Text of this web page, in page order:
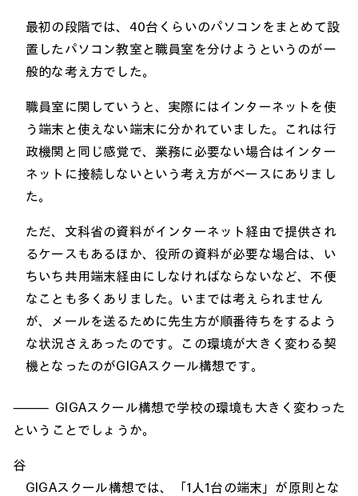
最初の段階では、40台くらいのパソコンをまとめて設
置したパソコン教室と職員室を分けようというのが一
般的な考え方でした。
職員室に関していうと、実際にはインターネットを使
う端末と使えない端末に分かれていました。これは行
政機関と同じ感覚で、業務に必要ない場合はインター
ネットに接続しないという考え方がベースにありまし
た。
ただ、文科省の資料がインターネット経由で提供され
るケースもあるほか、役所の資料が必要な場合は、い
ちいち共用端末経由にしなければならないなど、不便
なことも多くありました。いまでは考えられません
が、メールを送るために先生方が順番待ちをするよう
な状況さえあったのです。この環境が大きく変わる契
機となったのがGIGAスクール構想です。
GIGAスクール構想で学校の環境も大きく変わった
ということでしょうか。
谷
GIGAスクール構想では、「1人1台の端末」が原則とな